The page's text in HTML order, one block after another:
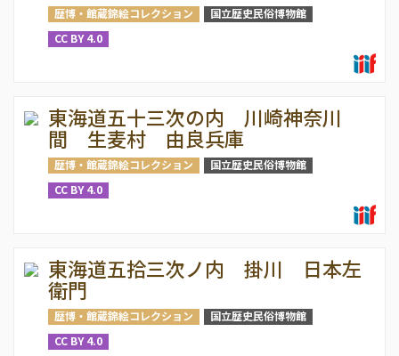
歴博・館蔵錦絵コレクション
国立歴史民俗博物館
CC BY 4.0
東海道五十三次の内 川崎神奈川
間 生麦村 由良兵庫
歴博・館蔵錦絵コレクション
国立歴史民俗博物館
CC BY 4.0
東海道五拾三次ノ内 掛川 日本左
衛門
歴博・館蔵錦絵コレクション
国立歴史民俗博物館
CC BY 4.0